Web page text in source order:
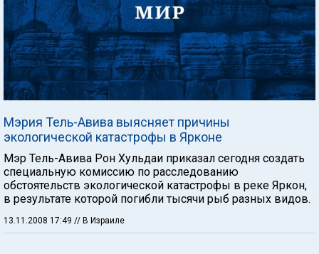
Мэрия Тель-Авива выясняет причины
экологической катастрофы в Ярконе
Мэр Тель-Авива Рон Хульдаи приказал сегодня создать
специальную комиссию по расследованию
обстоятельств экологической катастрофы в реке Яркон,
в результате которой погибли тысячи рыб разных видов.
13.11.2008 17:49 // В Израиле